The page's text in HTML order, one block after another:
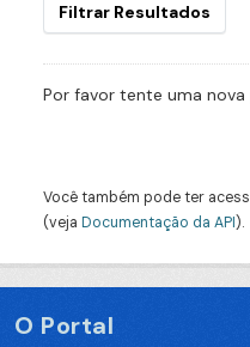
Filtrar Resultados
Por favor tente uma nova
Você também pode ter
(veja Documentação da API).
O Portal